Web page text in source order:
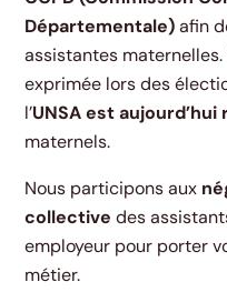
Départementale)afin
assistantes
exprimée lors des
l’UNSA est
maternels.
Nous participons aux
collective des
employeur pour porter
métier.